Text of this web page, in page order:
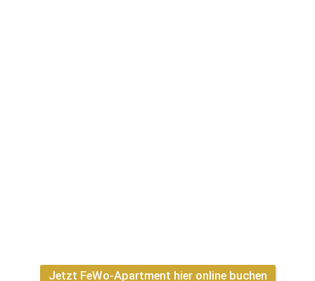
Jetzt FeWo-Apartment hier online buchen